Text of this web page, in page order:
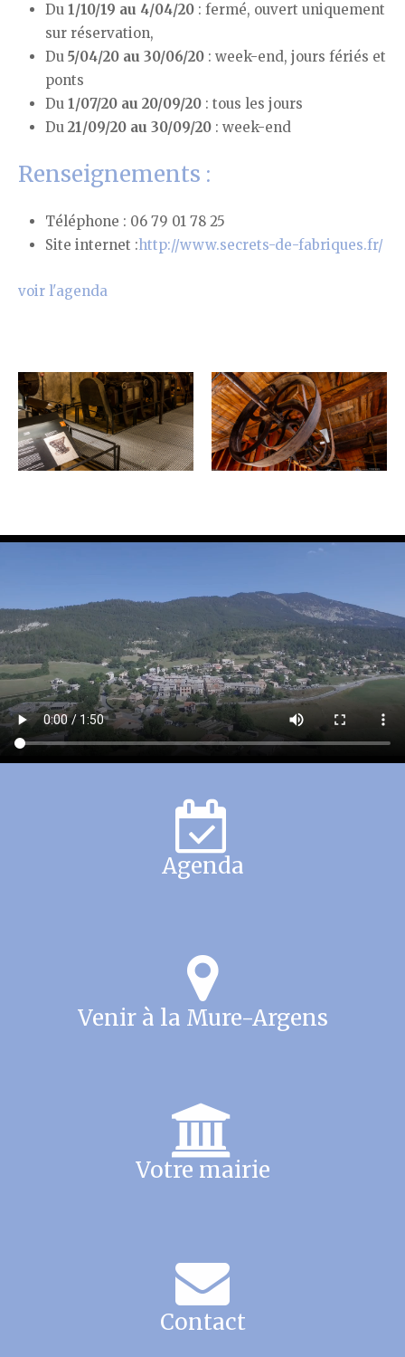
Du 1/10/19 au 4/04/20 : fermé, ouvert uniquement
sur réservation,
Du 5/04/20 au 30/06/20 : week-end, jours fériés et
ponts
Du 1/07/20 au 20/09/20 : tous les jours
Du 21/09/20 au 30/09/20 : week-end
Renseignements :
Téléphone : 06 79 01 78 25
Site internet :http://www.secrets-de-fabriques.fr/
voir l'agenda
Agenda
Venir à la Mure-Argens
Votre mairie
Contact